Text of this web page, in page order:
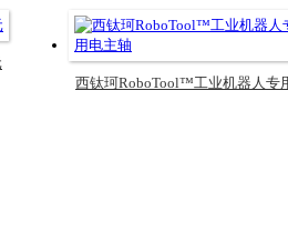
西钛珂RoboTool™工业机器人专